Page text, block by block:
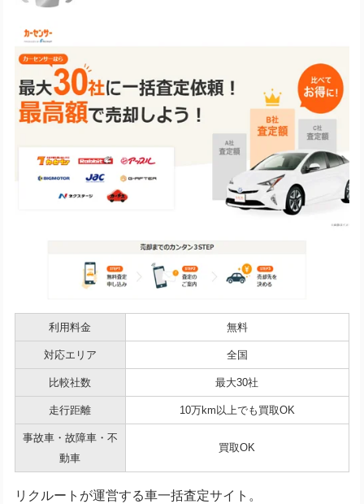
利用料金 無料
対応エリア 全国
比較社数 最大30社
走行距離 10万km以上でも買取OK
事故車・故障車・不
動車
買取OK
リクルートが運営する車一括査定サイト。